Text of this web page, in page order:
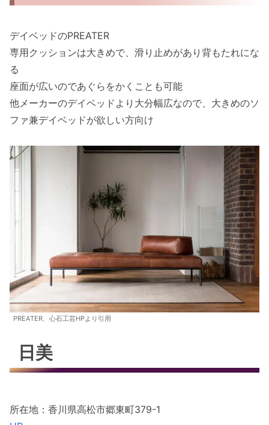
デイベッドのPREATER
専用クッションは大きめで、滑り止めがあり背もたれにな
る
座面が広いのであぐらをかくことも可能
他メーカーのデイベッドより大分幅広なので、大きめのソ
ファ兼デイベッドが欲しい方向け
PREATER、心石工芸HPより引用
日美
所在地：香川県高松市郷東町379-1